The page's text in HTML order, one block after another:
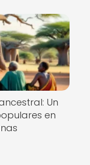
Un
en